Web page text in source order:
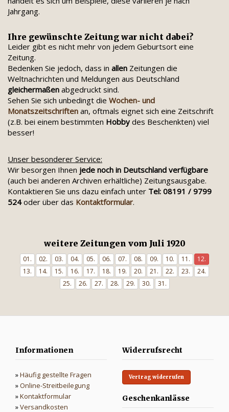
Jahrgang.
Ihre gewünschte Zeitung war nicht dabei?
Leider gibt es nicht mehr von jedem Geburtsort eine
Zeitung.
Bedenken Sie jedoch, dass in allen Zeitungen die
Weltnachrichten und Meldungen aus Deutschland
gleichermaßen abgedruckt sind.
Sehen Sie sich unbedingt die Wochen- und
Monatszeitschriften an, oftmals eignet sich eine Zeitschrift
(z.B. bei einem bestimmten Hobbydes Beschenkten) viel
besser!
Unser besonderer Service:
Wir besorgen Ihnen jede noch in Deutschland verfügbare
(auch bei anderen Archiven erhältliche) Zeitungsausgabe.
Kontaktieren Sie uns dazu einfach unter Tel: 08191 / 9799
524oder über das Kontaktformular.
weitere Zeitungen vom Juli 1920
01. 02. 03. 04. 05. 06. 07. 08. 09. 10. 11.
12.
13.
14. 15. 16. 17. 18. 19. 20. 21. 22. 23.
24.
25.
26. 27. 28. 29. 30. 31.
Informationen
»Häufig gestellte Fragen
»Online-Streitbeilegung
»Kontaktformular
»Versandkosten
Widerrufsrecht
Vertrag widerrufen
Geschenkanlässe